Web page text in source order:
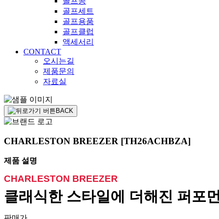
골프세트
골프용품
골프클럽
액세서리
CONTACT
오시는길
제품문의
자료실
BACK
CHARLESTON BREEZER [TH26ACHBZA]
제품 설명
CHARLESTON BREEZER
클래식한 스타일에 더해진 퍼포